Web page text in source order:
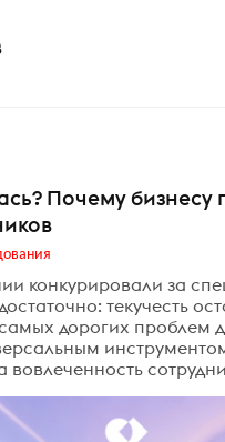
Почему бизнесу
конкурировали за
текучесть
дорогих проблем
вовлеченность